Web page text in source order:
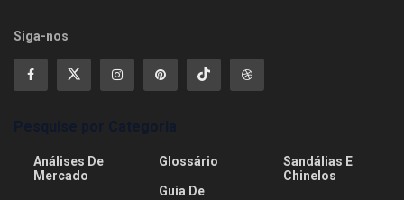
Siga-nos
Análises De
Mercado
Glossário
Guia De
Sandálias E
Chinelos